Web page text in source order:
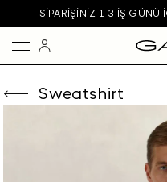
SIPARIŞINIZ 1-3 IŞ GÜNÜ
Sweatshirt